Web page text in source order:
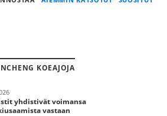
KOEAJOJA
yhdistivät voimansa
vastaan